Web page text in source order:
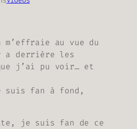
m’effraie au vue du
a derrière les
j’ai pu voir… et
suis fan à fond,
je suis fan de ce